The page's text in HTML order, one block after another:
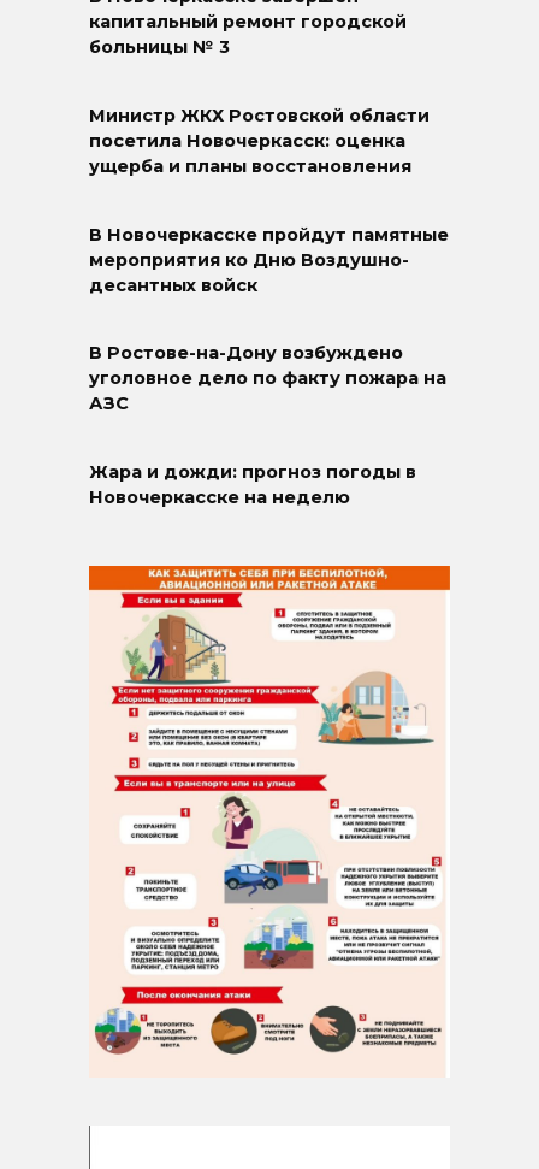
капитальный ремонт городской
больницы № 3
Министр ЖКХ Ростовской области
посетила Новочеркасск: оценка
ущерба и планы восстановления
В Новочеркасске пройдут памятные
мероприятия ко Дню Воздушно-
десантных войск
В Ростове-на-Дону возбуждено
уголовное дело по факту пожара на
АЗС
Жара и дожди: прогноз погоды в
Новочеркасске на неделю